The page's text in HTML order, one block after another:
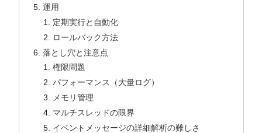
運用
定期実行と自動化
ロールバック方法
落とし穴と注意点
権限問題
パフォーマンス（大量ログ）
メモリ管理
マルチスレッドの限界
イベントメッセージの詳細解析の難しさ